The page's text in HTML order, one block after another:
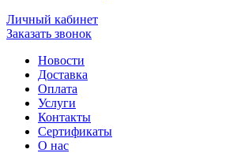
Личный кабинет
Заказать звонок
Новости
Доставка
Оплата
Услуги
Контакты
Cертификаты
О нас